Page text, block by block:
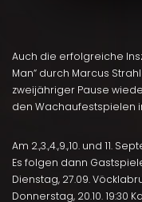
Auch die erfolgreiche
Man“ durch Marcus
zweijähriger Pause
den Wachaufestspielen
Am 2.,3.,4.,9.,10. und 11.
Es folgen dann
Dienstag, 27.09.
Donnerstag, 20.10. 19:30